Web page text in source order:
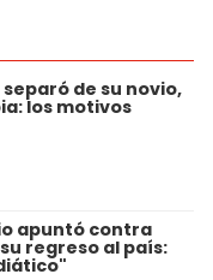
de su novio,
los motivos
apuntó contra
regreso al país: